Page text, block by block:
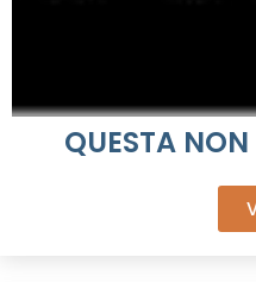
QUESTA